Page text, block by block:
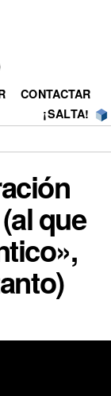
CONTACTAR
¡SALTA!
que